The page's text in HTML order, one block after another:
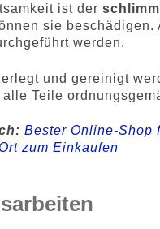
ist der
sie
werden.
und gereinigt
Teile
Bester Online-Shop
zum Einkaufen